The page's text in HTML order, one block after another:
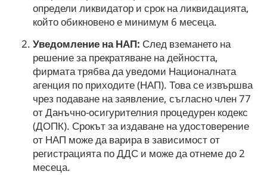
определи ликвидатор и срок на ликвидацията,
който обикновено е минимум 6 месеца.
Уведомление на НАП: След вземането на
решение за прекратяване на дейността,
фирмата трябва да уведоми Националната
агенция по приходите (НАП). Това се извършва
чрез подаване на заявление, съгласно член 77
от Данъчно-осигурителния процедурен кодекс
(ДОПК). Срокът за издаване на удостоверение
от НАП може да варира в зависимост от
регистрацията по ДДС и може да отнеме до 2
месеца.